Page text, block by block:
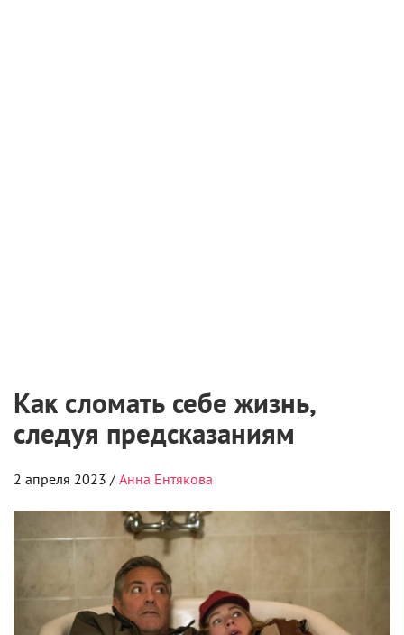
Как сломать себе жизнь,
следуя предсказаниям
2 апреля 2023 / Анна Ентякова